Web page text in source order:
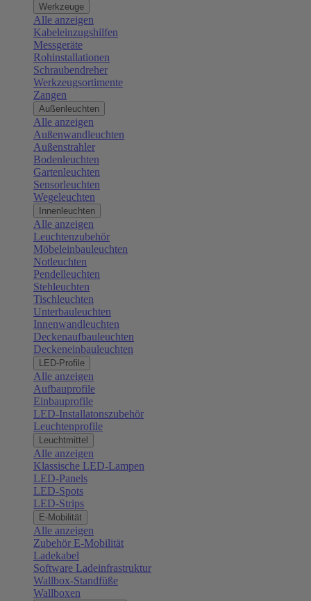
Werkzeuge
Alle anzeigen
Kabeleinzugshilfen
Messgeräte
Rohinstallationen
Schraubendreher
Werkzeugsortimente
Zangen
Außenleuchten
Alle anzeigen
Außenwandleuchten
Außenstrahler
Bodenleuchten
Gartenleuchten
Sensorleuchten
Wegeleuchten
Innenleuchten
Alle anzeigen
Leuchtenzubehör
Möbeleinbauleuchten
Notleuchten
Pendelleuchten
Stehleuchten
Tischleuchten
Unterbauleuchten
Innenwandleuchten
Deckenaufbauleuchten
Deckeneinbauleuchten
LED-Profile
Alle anzeigen
Aufbauprofile
Einbauprofile
LED-Installatonszubehör
Leuchtenprofile
Leuchtmittel
Alle anzeigen
Klassische LED-Lampen
LED-Panels
LED-Spots
LED-Strips
E-Mobilität
Alle anzeigen
Zubehör E-Mobilität
Ladekabel
Software Ladeinfrastruktur
Wallbox-Standfüße
Wallboxen